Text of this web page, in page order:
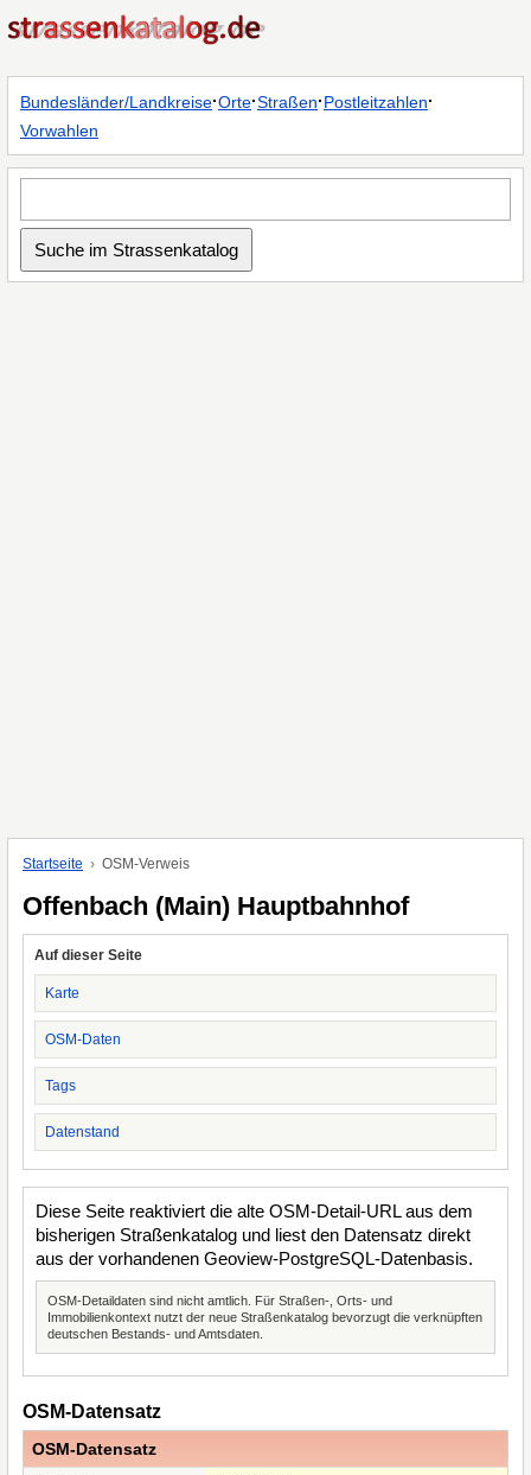
Bundesländer/Landkreise·Orte·Straßen·Postleitzahlen·
Vorwahlen
Startseite OSM-Verweis
Offenbach (Main) Hauptbahnhof
Auf dieser Seite
Karte
OSM-Daten
Tags
Datenstand
Diese Seite reaktiviert die alte OSM-Detail-URL aus dem
bisherigen Straßenkatalog und liest den Datensatz direkt
aus der vorhandenen Geoview-PostgreSQL-Datenbasis.
OSM-Detaildaten sind nicht amtlich. Für Straßen-, Orts- und
Immobilienkontext nutzt der neue Straßenkatalog bevorzugt die verknüpften
deutschen Bestands- und Amtsdaten.
OSM-Datensatz
OSM-Datensatz